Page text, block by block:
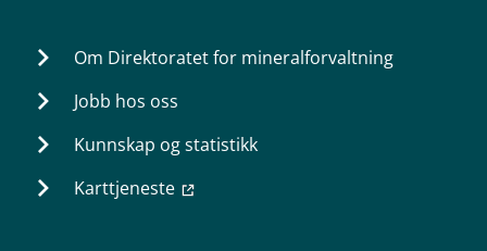
Om Direktoratet for mineralforvaltning
Jobb hos oss
Kunnskap og statistikk
Karttjeneste